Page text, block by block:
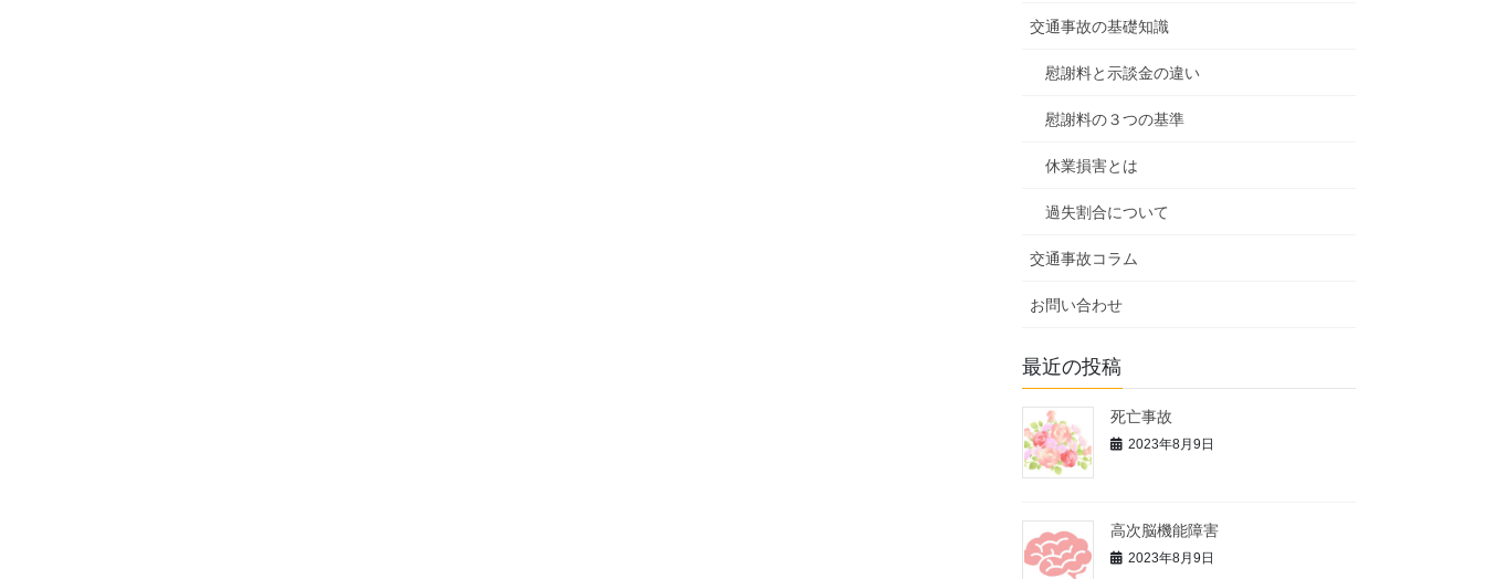
交通事故の基礎知識
慰謝料と示談金の違い
慰謝料の３つの基準
休業損害とは
過失割合について
交通事故コラム
お問い合わせ
最近の投稿
死亡事故
2023年8月9日
高次脳機能障害
2023年8月9日